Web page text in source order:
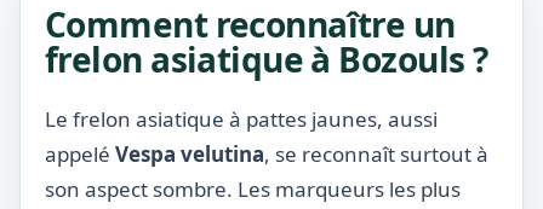
Comment reconnaître un
frelon asiatique à Bozouls ?
Le frelon asiatique à pattes jaunes, aussi
appelé Vespa velutina, se reconnaît surtout à
son aspect sombre. Les marqueurs les plus